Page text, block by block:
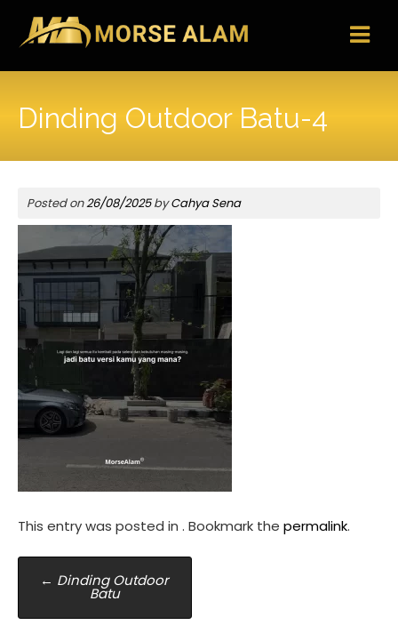
content
Dinding Outdoor Batu-4
Posted on26/08/2025byCahya Sena
This entry was posted in . Bookmark the permalink.
Post
navigation
← Dinding Outdoor
Batu